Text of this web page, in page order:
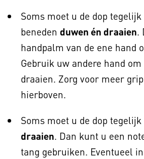
Soms moet u de dop
beneden duwen én draaien.
handpalm van de ene hand
Gebruik uw andere hand om
draaien. Zorg voor meer
hierboven.
Soms moet u de dop tegelijk
draaien. Dan kunt u een
tang gebruiken. Eventueel